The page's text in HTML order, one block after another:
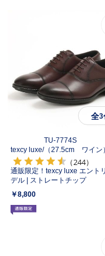
全3
texcy luxe/
TU-7774S
（27.5cm ワイン
（244）
通販限定！texcy luxe エント
デル | ストレートチップ
￥8,800